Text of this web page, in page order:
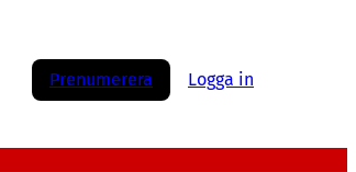
Prenumerera Logga in